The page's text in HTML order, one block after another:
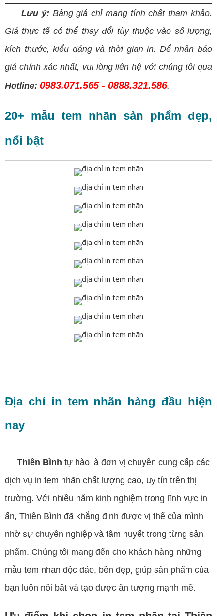
Lưu ý: Bảng giá chỉ mang tính chất tham khảo.
Giá thực tế có thể thay đổi tùy thuộc vào số lượng,
kích thước, kiểu dáng và thời gian in. Để nhận báo
giá chính xác nhất, vui lòng liên hệ với chúng tôi qua
Hotline: 0983.071.565 - 0888.321.586.
20+ mẫu tem nhãn sản phẩm đẹp,
nổi bật
Địa chỉ in tem nhãn hàng đầu hiện
nay
Thiên Bình tự hào là đơn vị chuyên cung cấp các
dịch vụ in tem nhãn chất lượng cao, uy tín trên thị
trường. Với nhiều năm kinh nghiệm trong lĩnh vực in
ấn, Thiên Bình đã khẳng định được vị thế của mình
nhờ sự chuyên nghiệp và tâm huyết trong từng sản
phẩm. Chúng tôi mang đến cho khách hàng những
mẫu tem nhãn độc đáo, bền đẹp, giúp sản phẩm của
bạn luôn nổi bật và tạo được ấn tượng mạnh mẽ.